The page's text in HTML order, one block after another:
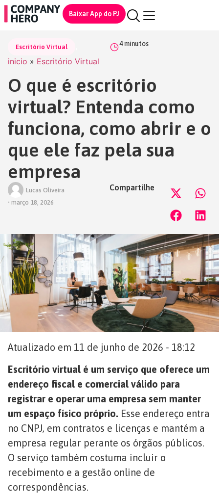
Baixar App do PJ
Escritório Virtual
inicio » Escritório Virtual
4 minutos
O que é escritório
virtual? Entenda como
funciona, como abrir e o
que ele faz pela sua
empresa
Lucas Oliveira
• março 18, 2026
Compartilhe
Atualizado em 11 de junho de 2026 - 18:12
Escritório virtual é um serviço que oferece um
endereço fiscal e comercial válido para
registrar e operar uma empresa sem manter
um espaço físico próprio. Esse endereço entra
no CNPJ, em contratos e licenças e mantém a
empresa regular perante os órgãos públicos.
O serviço também costuma incluir o
recebimento e a gestão online de
correspondências.